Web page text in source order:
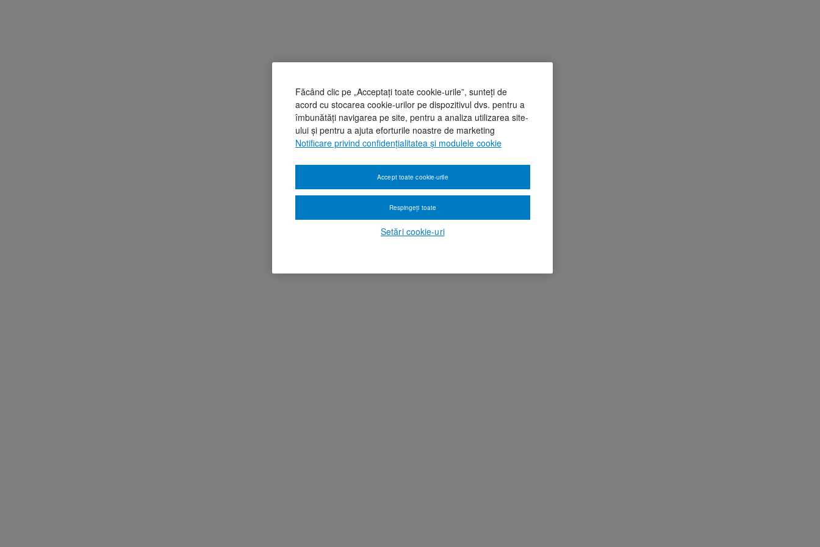
Făcând clic pe „Acceptați toate cookie-urile”, sunteți de
acord cu stocarea cookie-urilor pe dispozitivul dvs. pentru a
îmbunătăți navigarea pe site, pentru a analiza utilizarea site-
ului și pentru a ajuta eforturile noastre de marketing
Notificare privind confidențialitatea și modulele cookie
Setări cookie-uri
Respingeți toate
Accept toate cookie-urile